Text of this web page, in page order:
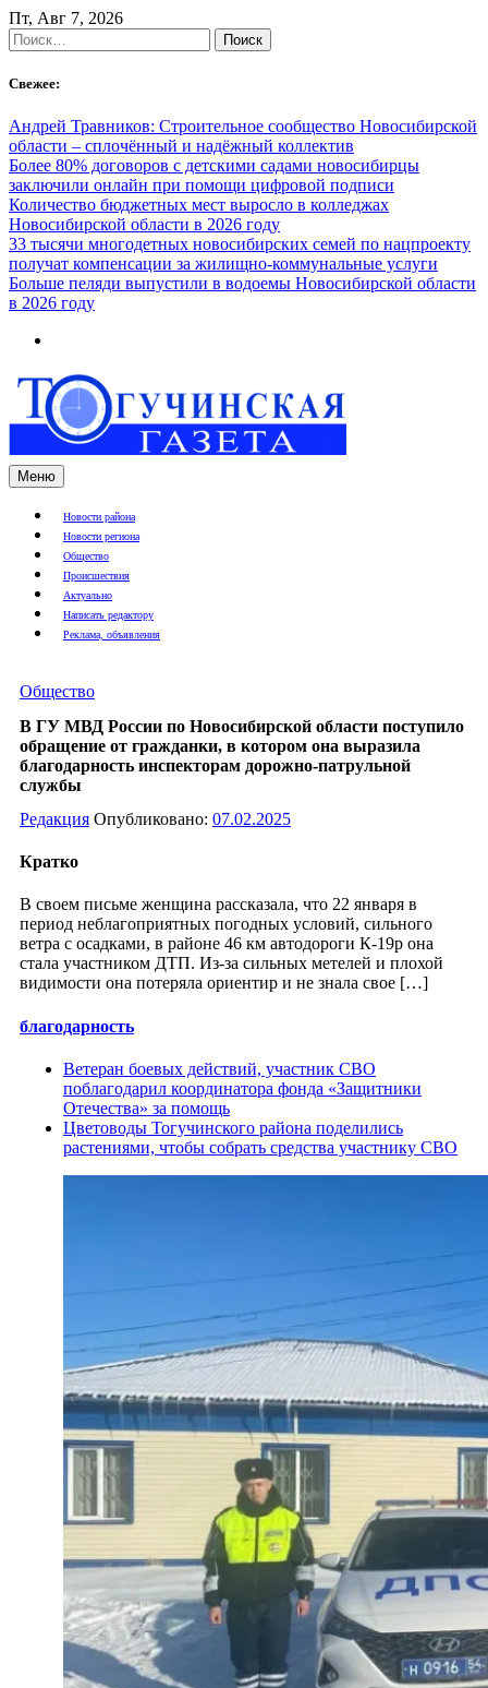
Skip
to
content
Пт, Авг 7, 2026
Найти:
Свежее:
Андрей Травников: Строительное сообщество Новосибирской
области – сплочённый и надёжный коллектив
Более 80% договоров с детскими садами новосибирцы
заключили онлайн при помощи цифровой подписи
Количество бюджетных мест выросло в колледжах
Новосибирской области в 2026 году
33 тысячи многодетных новосибирских семей по нацпроекту
получат компенсации за жилищно-коммунальные услуги
Больше пеляди выпустили в водоемы Новосибирской области
в 2026 году
Меню
Новости района
Новости региона
Общество
Происшествия
Актуально
Написать редактору
Реклама, объявления
Общество
В ГУ МВД России по Новосибирской области поступило
обращение от гражданки, в котором она выразила
благодарность инспекторам дорожно-патрульной
службы
Редакция Опубликовано: 07.02.2025
Кратко
В своем письме женщина рассказала, что 22 января в
период неблагоприятных погодных условий, сильного
ветра с осадками, в районе 46 км автодороги К-19р она
стала участником ДТП. Из-за сильных метелей и плохой
видимости она потеряла ориентир и не знала свое […]
благодарность
Ветеран боевых действий, участник СВО
поблагодарил координатора фонда «Защитники
Отечества» за помощь
Цветоводы Тогучинского района поделились
растениями, чтобы собрать средства участнику СВО